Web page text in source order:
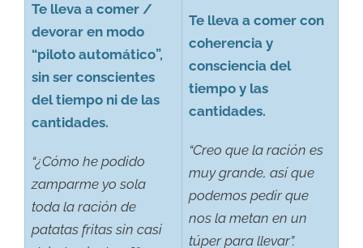
Te lleva a comer /
devorar en modo
“piloto automático”,
sin ser conscientes
del tiempo ni de las
cantidades.
“¿Cómo he podido
zamparme yo sola
toda la ración de
patatas fritas sin casi
Te lleva a comer con
coherencia y
consciencia del
tiempo y las
cantidades.
“Creo que la ración es
muy grande, así que
podemos pedir que
nos la metan en un
túper para llevar”.